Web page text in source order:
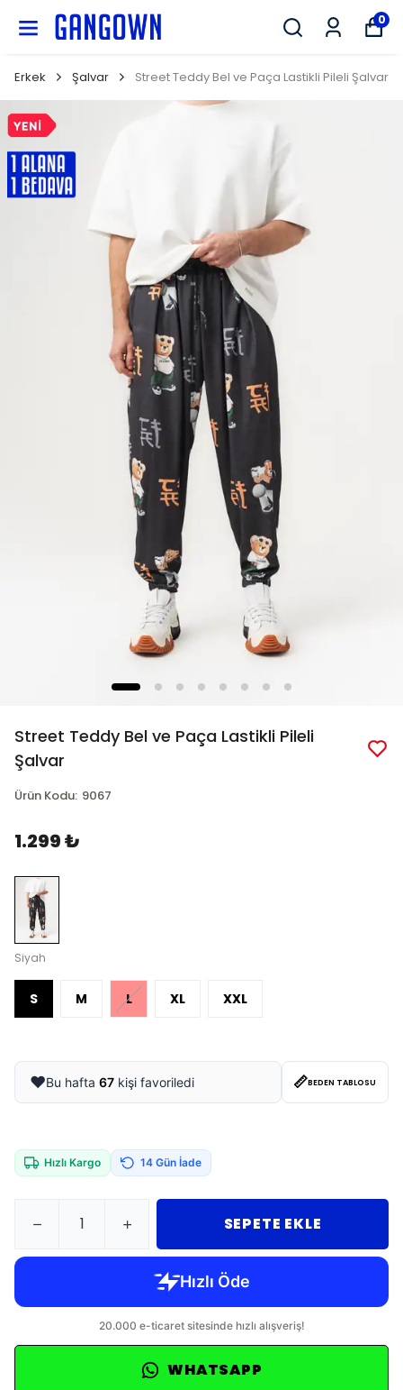
0
Erkek Şalvar Street Teddy Bel ve Paça Lastikli Pileli Şalvar
Street Teddy Bel ve Paça Lastikli Pileli
Şalvar
Ürün Kodu: 9067
1.299 ₺
Siyah
S M L XL XXL
❤️Bu hafta 67 kişi favoriledi 📏BEDEN TABLOSU
Hızlı Kargo 14 Gün İade
SEPETE EKLE
WHATSAPP